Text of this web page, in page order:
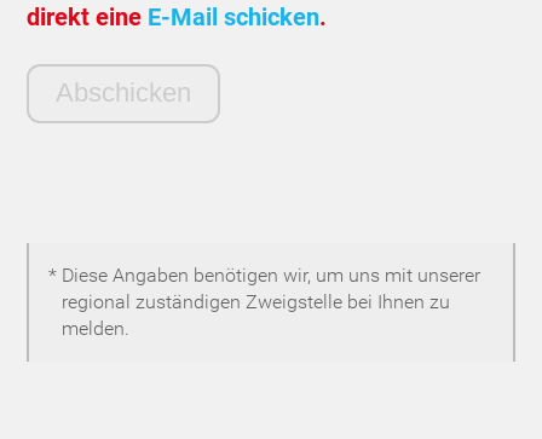
direkt eine E-Mail schicken.
* Diese Angaben benötigen wir, um uns mit unserer
regional zuständigen Zweigstelle bei Ihnen zu
melden.